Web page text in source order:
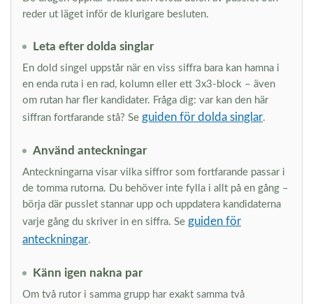
reder ut läget inför de klurigare besluten.
Leta efter dolda singlar
En dold singel uppstår när en viss siffra bara kan hamna i
en enda ruta i en rad, kolumn eller ett 3x3-block – även
om rutan har fler kandidater. Fråga dig: var kan den här
siffran fortfarande stå? Se guiden för dolda singlar.
Använd anteckningar
Anteckningarna visar vilka siffror som fortfarande passar i
de tomma rutorna. Du behöver inte fylla i allt på en gång –
börja där pusslet stannar upp och uppdatera kandidaterna
varje gång du skriver in en siffra. Se guiden för
anteckningar.
Känn igen nakna par
Om två rutor i samma grupp har exakt samma två